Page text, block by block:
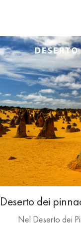
Deserto dei
Nel Deserto dei